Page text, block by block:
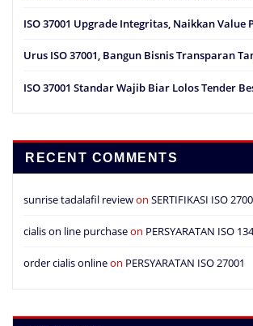
ISO 37001 Upgrade Integritas, Naikkan Value
Urus ISO 37001, Bangun Bisnis Transparan
ISO 37001 Standar Wajib Biar Lolos Tender
RECENT COMMENTS
sunrise tadalafil reviewon SERTIFIKASI ISO
cialis on line purchaseon PERSYARATAN ISO
order cialis onlineon PERSYARATAN ISO 27001